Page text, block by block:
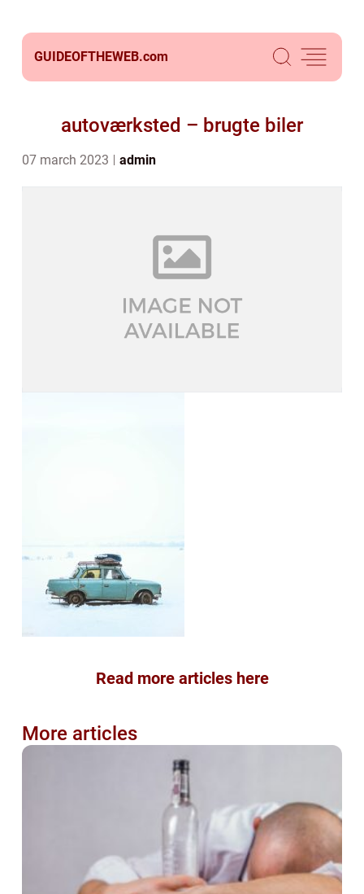
GUIDEOFTHEWEB.com
autoværksted – brugte biler
07 march 2023 admin
Read more articles here
More articles